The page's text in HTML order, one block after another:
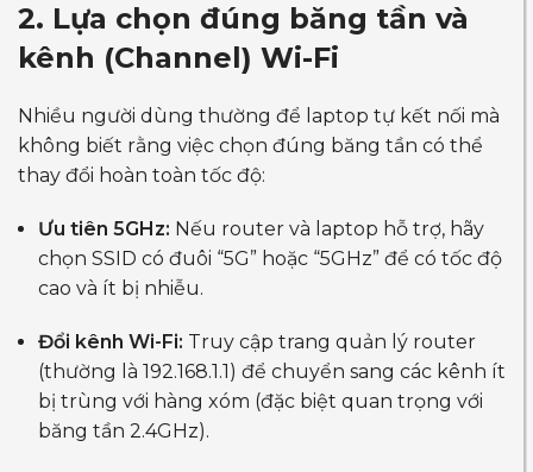
2. Lựa chọn đúng băng tần và
kênh (Channel) Wi-Fi
Nhiều người dùng thường để laptop tự kết nối mà
không biết rằng việc chọn đúng băng tần có thể
thay đổi hoàn toàn tốc độ:
Ưu tiên 5GHz: Nếu router và laptop hỗ trợ, hãy
chọn SSID có đuôi “5G” hoặc “5GHz” để có tốc độ
cao và ít bị nhiễu.
Đổi kênh Wi-Fi: Truy cập trang quản lý router
(thường là 192.168.1.1) để chuyển sang các kênh ít
bị trùng với hàng xóm (đặc biệt quan trọng với
băng tần 2.4GHz).